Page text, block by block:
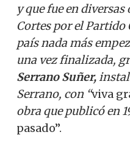
y que fue en
Cortes por el Partido
país nada más
una vez finalizada,
Serrano Suñer,
Serrano, con “viva
obra que publicó en
pasado”.